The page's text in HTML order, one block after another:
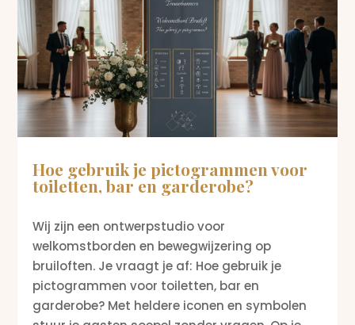
Hoe gebruik je pictogrammen voor
toiletten, bar en garderobe?
Wij zijn een ontwerpstudio voor
welkomstborden en bewegwijzering op
bruiloften. Je vraagt je af: Hoe gebruik je
pictogrammen voor toiletten, bar en
garderobe? Met heldere iconen en symbolen